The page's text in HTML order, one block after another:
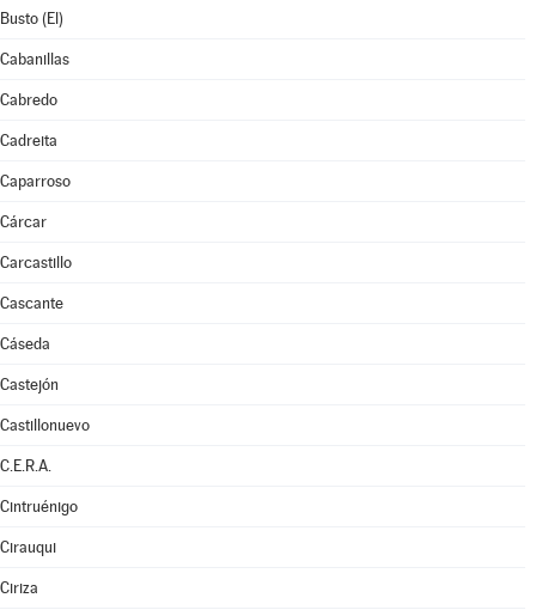
Busto (El)
Cabanillas
Cabredo
Cadreita
Caparroso
Cárcar
Carcastillo
Cascante
Cáseda
Castejón
Castillonuevo
C.E.R.A.
Cintruénigo
Cirauqui
Ciriza